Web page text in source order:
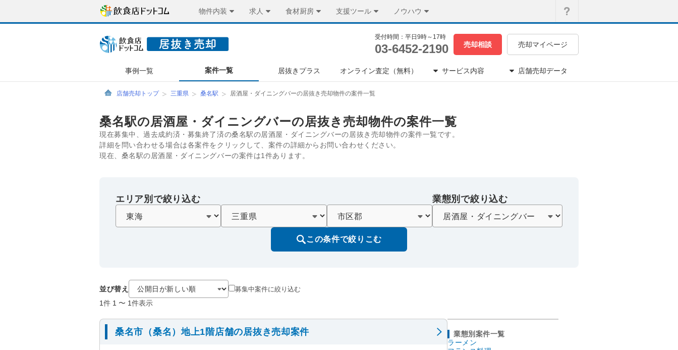
物件内装 求人 食材厨房 支援ツール ノウハウ
受付時間：平日9時～17時
03-6452-2190 売却相談 売却マイページ
事例一覧 案件一覧 居抜きプラス オンライン査定（無料） サービス内容 店舗売却データ
店舗売却トップ 三重県 桑名駅 居酒屋・ダイニングバーの居抜き売却物件の案件一覧
桑名駅の居酒屋・ダイニングバーの居抜き売却物件の案件一覧
現在募集中、過去成約済・募集終了済の桑名駅の居酒屋・ダイニングバーの居抜き売却物件の案件一覧です。
詳細を問い合わせる場合は各案件をクリックして、案件の詳細からお問い合わせください。
現在、桑名駅の居酒屋・ダイニングバーの案件は1件あります。
エリア別で絞り込む 業態別で絞り込む
この条件で絞りこむ
並び替え 募集中案件に絞り込む
1件 1 〜 1件表示
桑名市（桑名）地上1階店舗の居抜き売却案件
業態別案件一覧
ラーメン